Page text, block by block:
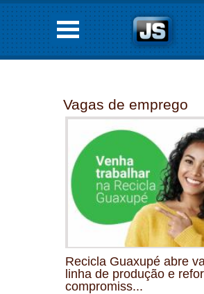
Vagas de emprego
Recicla Guaxupé abre
linha de produção e
compromiss...